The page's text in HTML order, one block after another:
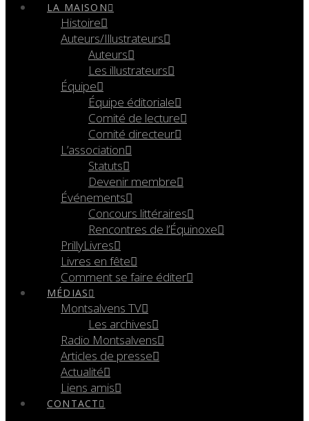
LA MAISON
Histoire
Auteurs/Illustrateurs
Auteurs
Les illustrateurs
Équipe
Équipe éditoriale
Comité de lecture
Comité directeur
L’association
Statuts
Devenir membre
Événements
Concours littéraires
Rencontres de l’Équinoxe
PrillyLivres
Livres en fête
Comment se faire éditer
MÉDIAS
Montsalvens TV
Les archives
Radio Montsalvens
Articles de presse
Actualité
Liens amis
CONTACT